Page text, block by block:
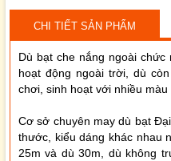
CHI TIẾT SẢN PHẨM
Dù bạt che nắng ngoài chức
hoạt động ngoài trời, dù
chơi, sinh hoạt với nhiều màu
Cơ sở chuyên may dù bạt
thước, kiểu dáng khác nhau
25m và dù 30m, dù không